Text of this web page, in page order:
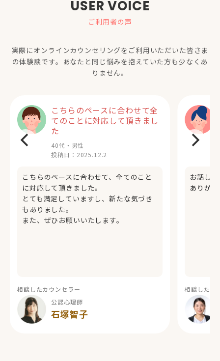
USER VOICE
ご利用者の声
実際にオンラインカウンセリングをご利用いただいた皆さま
の体験談です。あなたと同じ悩みを抱えていた方も少なくあ
りません。
こちらのペースに合わせて全
てのことに対応して頂きまし
た
40代・男性
投稿日： 2025.12.2
こちらのペースに合わせて、全てのこと
に対応して頂きました。
とても満足していますし、新たな気づき
もありました。
また、ぜひお願いいたします。
相談したカウンセラー
公認心理師
石塚智子
お話し
ありが
相談したカ